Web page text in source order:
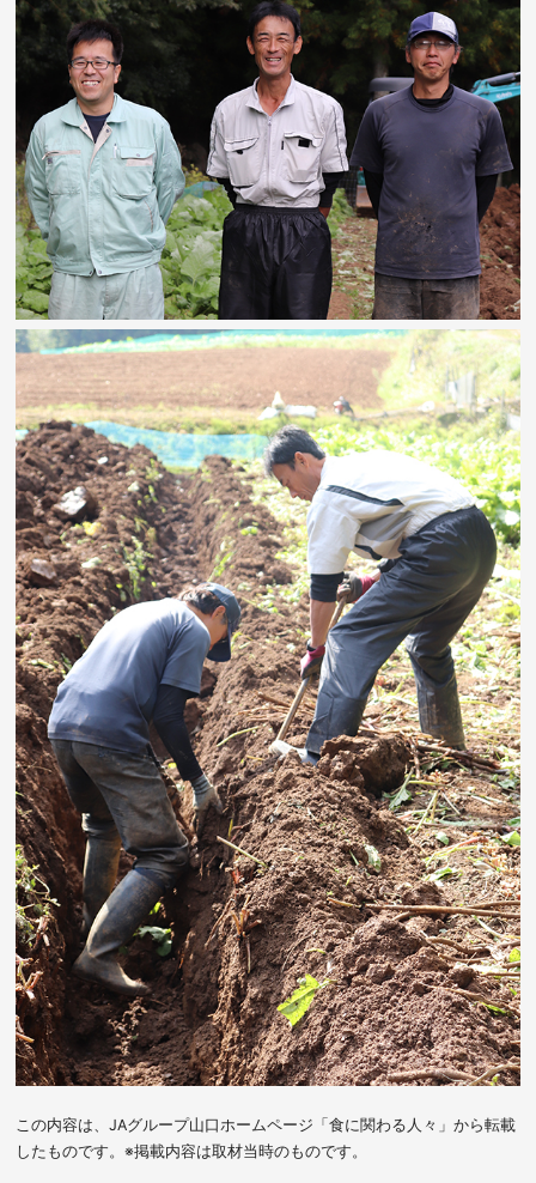
この内容は、JAグループ山口ホームページ「食に関わる人々」から転載
したものです。※掲載内容は取材当時のものです。